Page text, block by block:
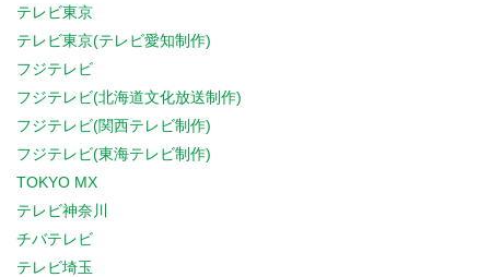
テレビ東京
テレビ東京(テレビ愛知制作)
フジテレビ
フジテレビ(北海道文化放送制作)
フジテレビ(関西テレビ制作)
フジテレビ(東海テレビ制作)
TOKYO MX
テレビ神奈川
チバテレビ
テレビ埼玉